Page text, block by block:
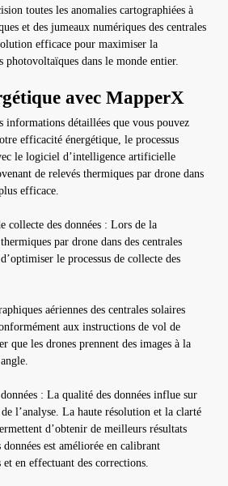
toutes les anomalies cartographiées à
et des jumeaux numériques des centrales
efficace pour maximiser la
photovoltaïques dans le monde entier.
avec MapperX
informations détaillées que vous pouvez
efficacité énergétique, le processus
le logiciel d’intelligence artificielle
de relevés thermiques par drone dans
efficace.
collecte des données : Lors de la
par drone dans des centrales
le processus de collecte des
aériennes des centrales solaires
aux instructions de vol de
que les drones prennent des images à la
: La qualité des données influe sur
l’analyse. La haute résolution et la clarté
d’obtenir de meilleurs résultats
est améliorée en calibrant
en effectuant des corrections.